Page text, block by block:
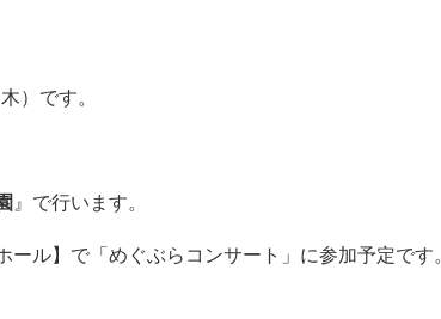
）です。
』で行います。
ール】で「めぐぶらコンサート」に参加予定です。